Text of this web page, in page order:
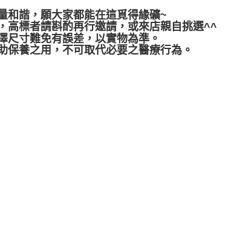
和諧，願大家都能在這覓得緣礦~
高標者請斟酌再行邀請，或來店親自挑選^^
尺寸難免有誤差，以實物為準。
保養之用，不可取代必要之醫療行為。